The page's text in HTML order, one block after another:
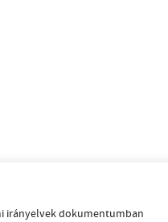
irányelvek dokumentumban